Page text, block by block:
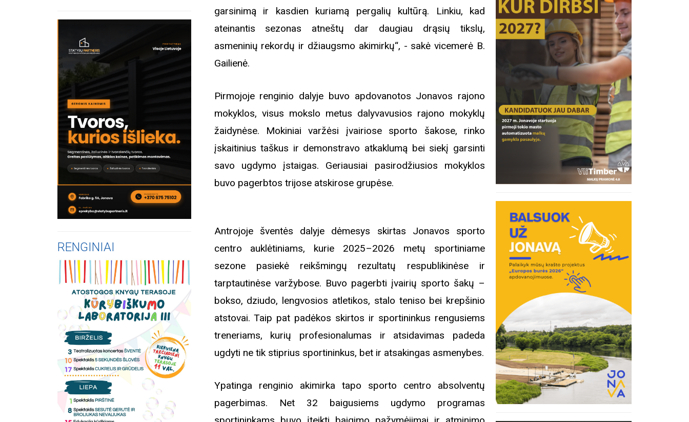
RENGINIAI
Biblioteka kviečia į renginius
garsinimą ir kasdien kuriamą pergalių kultūrą. Linkiu, kad
ateinantis sezonas atneštų dar daugiau drąsių tikslų,
asmeninių rekordų ir džiaugsmo akimirkų“, - sakė vicemerė B.
Gailienė.
Pirmojoje renginio dalyje buvo apdovanotos Jonavos rajono
mokyklos, visus mokslo metus dalyvavusios rajono mokyklų
žaidynėse. Mokiniai varžėsi įvairiose sporto šakose, rinko
įskaitinius taškus ir demonstravo atkaklumą bei siekį garsinti
savo ugdymo įstaigas. Geriausiai pasirodžiusios mokyklos
buvo pagerbtos trijose atskirose grupėse.
Antrojoje šventės dalyje dėmesys skirtas Jonavos sporto
centro auklėtiniams, kurie 2025–2026 metų sportiniame
sezone pasiekė reikšmingų rezultatų respublikinėse ir
tarptautinėse varžybose. Buvo pagerbti įvairių sporto šakų –
bokso, dziudo, lengvosios atletikos, stalo teniso bei krepšinio
atstovai. Taip pat padėkos skirtos ir sportininkus rengusiems
treneriams, kurių profesionalumas ir atsidavimas padeda
ugdyti ne tik stiprius sportininkus, bet ir atsakingas asmenybes.
Ypatinga renginio akimirka tapo sporto centro absolventų
pagerbimas. Net 32 baigusiems ugdymo programas